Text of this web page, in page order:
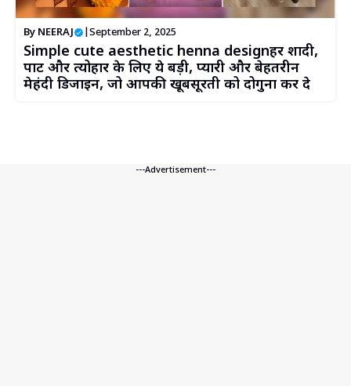
By NEERAJ September 2, 2025
Simple cute aesthetic henna designहर शादी,
पार्टी और त्योहार के लिए ये बड़ी, प्यारी और बेहतरीन
मेहंदी डिजाइन, जो आपकी खूबसूरती को दोगुना कर दे
---Advertisement---